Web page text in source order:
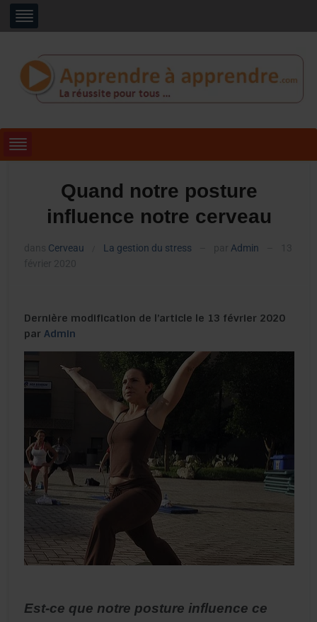
Quand notre posture
influence notre cerveau
Cerveau La gestion du stress Admin
Dernière modification de l’article le 13 février 2020
parAdmin
Est-ce que notre posture influence ce